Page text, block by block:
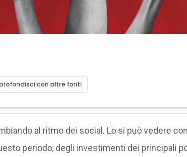
con altre fonti
al ritmo dei social. Lo si può vedere
periodo, degli investimenti dei principali